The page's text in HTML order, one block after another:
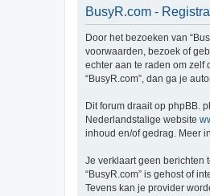
BusyR.com -
Door het bezoeken van
voorwaarden, bezoek of
echter aan te raden om zelf
“BusyR.com”, dan ga je
Dit forum draait op phpBB.
Nederlandstalige website
inhoud en/of gedrag. Meer
Je verklaart geen berichten
“BusyR.com” is gehost of
Tevens kan je provider